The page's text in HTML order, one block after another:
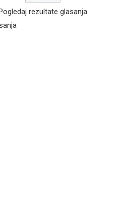
Pogledaj rezultate glasanja